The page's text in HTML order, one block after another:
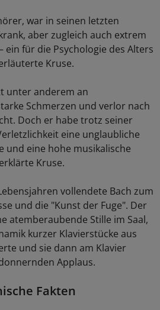
war in seinen letzten
aber zugleich auch extrem
ein für die Psychologie des Alters
Kruse.
unter anderem an
Schmerzen und verlor nach
Doch er habe trotz seiner
eine unglaubliche
und eine hohe musikalische
Kruse.
vollendete Bach zum
und die "Kunst der Fuge". Der
atemberaubende Stille im Saal,
kurzer Klavierstücke aus
und sie dann am Klavier
Applaus.
Fakten